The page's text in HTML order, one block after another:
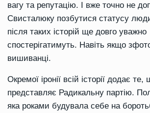
вагу та репутацію. І вже точно не
Свисталюку позбутися статусу
після таких історій ще довго уважно
спостерігатимуть. Навіть якщо
вишиванці.
Окремої іронії всій історії додає
представляє Радикальну партію.
яка роками будувала себе на